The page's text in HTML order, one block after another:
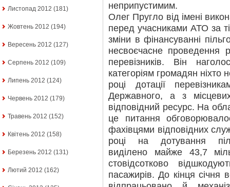
Листопад 2012 (181)
Жовтень 2012 (194)
Вересень 2012 (127)
Серпень 2012 (109)
Липень 2012 (124)
Червень 2012 (179)
Травень 2012 (152)
Квітень 2012 (158)
Березень 2012 (131)
Лютий 2012 (162)
неприпустимим.
Олег Пругло від імені
перед учасниками АТО за
зміни в фінансуванні
несвоєчасне проведення
перевізників. Він
категоріям громадян ніхто
році дотації
Державного, а з
відповідний ресурс. На
це питання
фахівцями відповідних
році на дотування
виділено майже 43,7
стовідсотково
пасажирів. До кінця січня